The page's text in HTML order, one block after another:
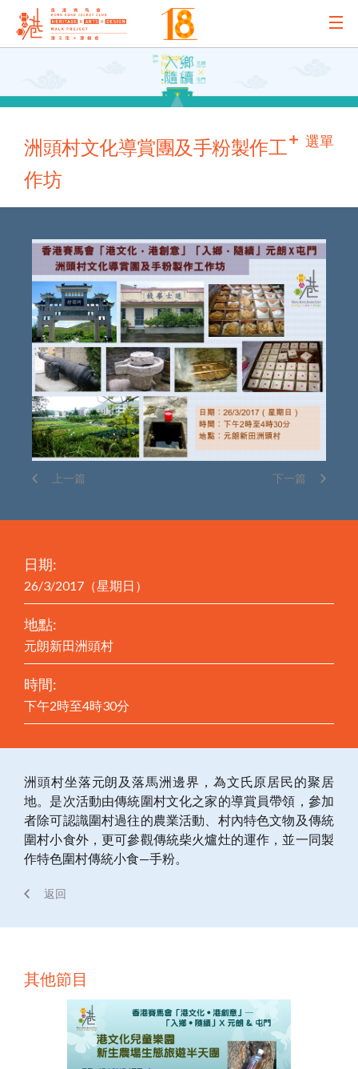
主辦機構
主要贊助
選單
洲頭村文化導賞團及手粉製作工
作坊
下一篇
上一篇
日期:
26/3/2017（星期日）
地點:
元朗新田洲頭村
時間:
下午2時至4時30分
洲頭村坐落元朗及落馬洲邊界，為文氏原居民的聚居
地。是次活動由傳統圍村文化之家的導賞員帶領，參加
者除可認識圍村過往的農業活動、村內特色文物及傳統
圍村小食外，更可參觀傳統柴火爐灶的運作，並一同製
作特色圍村傳統小食—手粉。
返回
其他節目